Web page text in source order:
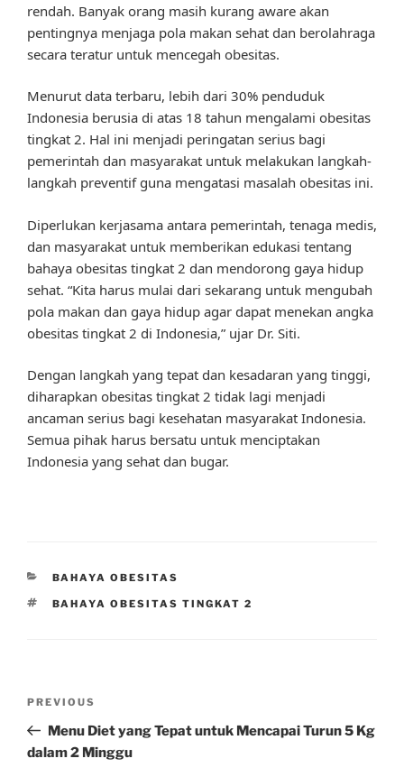
rendah. Banyak orang masih kurang aware akan
pentingnya menjaga pola makan sehat dan berolahraga
secara teratur untuk mencegah obesitas.
Menurut data terbaru, lebih dari 30% penduduk
Indonesia berusia di atas 18 tahun mengalami obesitas
tingkat 2. Hal ini menjadi peringatan serius bagi
pemerintah dan masyarakat untuk melakukan langkah-
langkah preventif guna mengatasi masalah obesitas ini.
Diperlukan kerjasama antara pemerintah, tenaga medis,
dan masyarakat untuk memberikan edukasi tentang
bahaya obesitas tingkat 2 dan mendorong gaya hidup
sehat. “Kita harus mulai dari sekarang untuk mengubah
pola makan dan gaya hidup agar dapat menekan angka
obesitas tingkat 2 di Indonesia,” ujar Dr. Siti.
Dengan langkah yang tepat dan kesadaran yang tinggi,
diharapkan obesitas tingkat 2 tidak lagi menjadi
ancaman serius bagi kesehatan masyarakat Indonesia.
Semua pihak harus bersatu untuk menciptakan
Indonesia yang sehat dan bugar.
CATEGORIES
BAHAYA OBESITAS
TAGS
BAHAYA OBESITAS TINGKAT 2
Previous
Post
PREVIOUS
Menu Diet yang Tepat untuk Mencapai Turun 5 Kg
dalam 2 Minggu